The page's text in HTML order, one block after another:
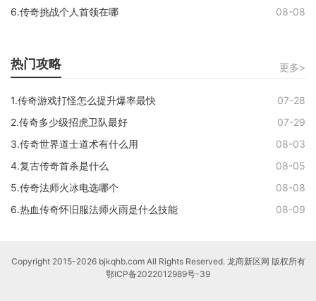
6.传奇挑战个人首领在哪
08-08
热门攻略 更多>
1.传奇游戏打怪怎么提升爆率最快
07-28
2.传奇多少级招虎卫队最好
07-29
3.传奇世界道士道术有什么用
08-03
4.复古传奇首杀是什么
08-05
5.传奇法师火冰电选哪个
08-08
6.热血传奇怀旧服法师火雨是什么技能
08-09
Copyright 2015-2026 bjkqhb.com All Rights Reserved. 龙商新区网 版权所有
鄂ICP备2022012989号-39